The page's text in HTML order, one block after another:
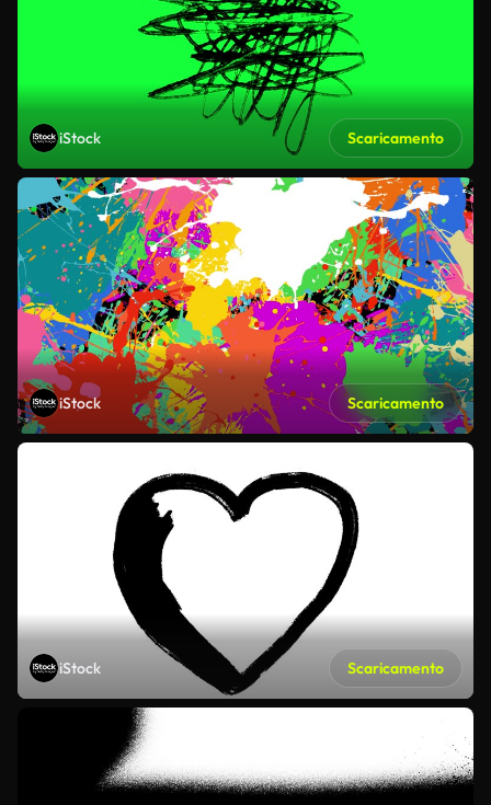
iStock Scaricamento
iStock Scaricamento
iStock Scaricamento